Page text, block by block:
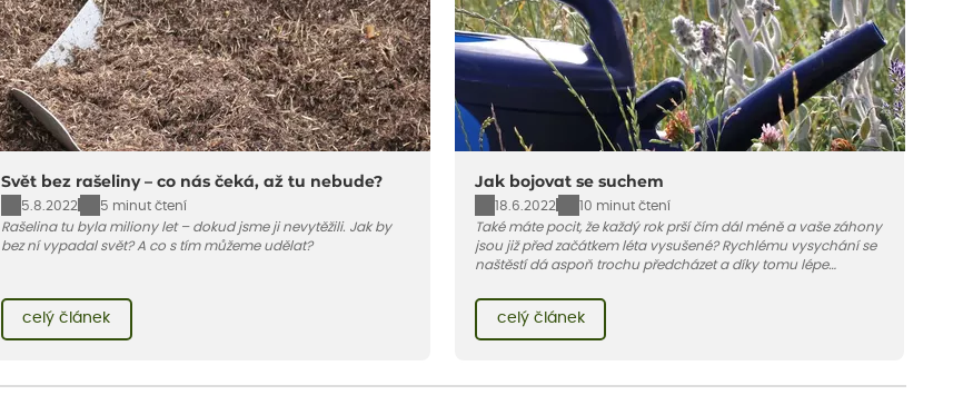
Svět bez rašeliny – co nás čeká, až tu nebude?
5.8.2022
5 minut čtení
Rašelina tu byla miliony let – dokud jsme ji nevytěžili. Jak by
bez ní vypadal svět? A co s tím můžeme udělat?
celý článek
Jak bojovat se suchem
18.6.2022
10 minut čtení
Také máte pocit, že každý rok prší čím dál méně a vaše záhony
jsou již před začátkem léta vysušené? Rychlému vysychání se
naštěstí dá aspoň trochu předcházet a díky tomu lépe
celý článek